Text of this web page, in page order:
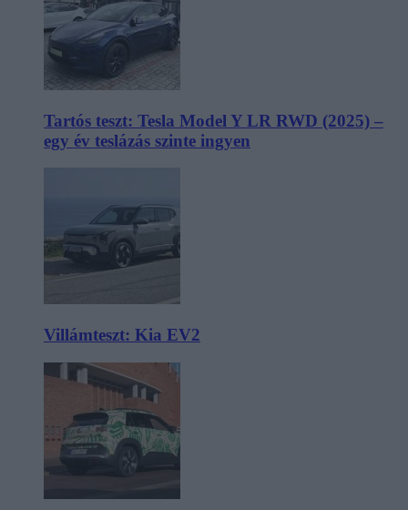
Tartós teszt: Tesla Model Y LR RWD (2025) –
egy év teslázás szinte ingyen
Villámteszt: Kia EV2